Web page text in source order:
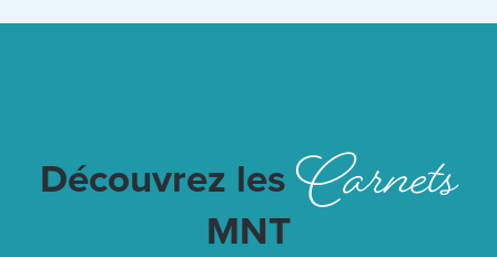
Découvrez lesCarnets
MNT